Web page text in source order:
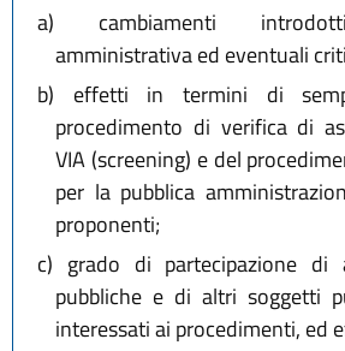
a) cambiamenti
amministrativa ed eventuali
b) effetti in termini di
procedimento di verifica di
VIA (screening) e del
per la pubblica
proponenti;
c) grado di partecipazione di
pubbliche e di altri soggetti
interessati ai procedimenti, ed